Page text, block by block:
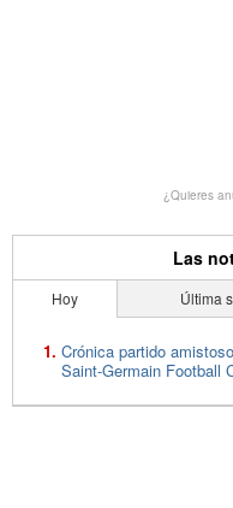
¿Quieres
Las
Hoy Última
Crónica partido
Saint-Germain Football